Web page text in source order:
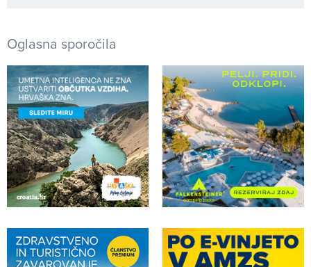
Oglasna sporočila